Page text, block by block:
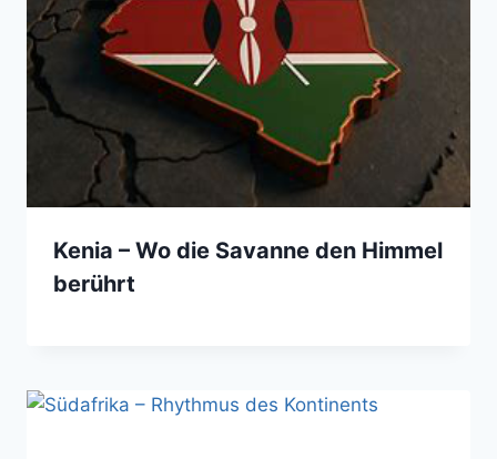
Kenia – Wo die Savanne den Himmel
berührt